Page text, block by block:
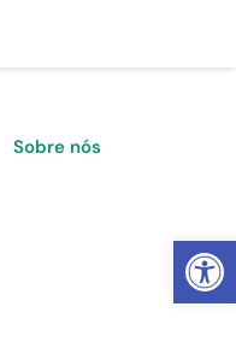
Abrir
Sobre nós